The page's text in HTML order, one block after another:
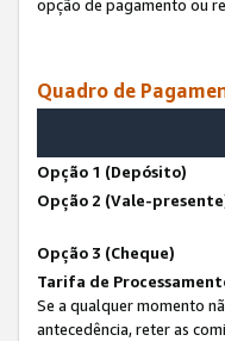
opção de pagamento ou
Quadro de
Opção 1 (Depósito)
Opção 2 (Vale-
Opção 3 (Cheque)
Tarifa de
Se a qualquer momento
antecedência, reter as